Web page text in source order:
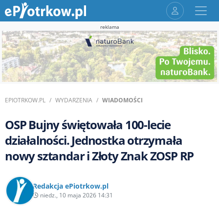
reklama
EPIOTRKOW.PL WYDARZENIA WIADOMOŚCI
OSP Bujny świętowała 100-lecie
działalności. Jednostka otrzymała
nowy sztandar i Złoty Znak ZOSP RP
Redakcja ePiotrkow.pl
niedz., 10 maja 2026 14:31